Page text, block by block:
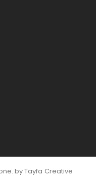
byTayfa Creative